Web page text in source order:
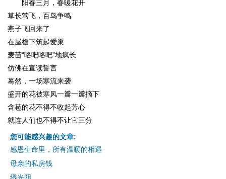
阳春三月，春暖花开
草长莺飞，百鸟争鸣
燕子飞回来了
在屋檐下筑起爱巢
麦苗“咯吧咯吧”地疯长
仿佛在宣读誓言
蓦然，一场寒流来袭
盛开的花被寒风一瓣一瓣摘下
含苞的花不得不收起芳心
就连人们也不得不让它三分
您可能感兴趣的文章:
感恩生命里，所有温暖的相遇
母亲的私房钱